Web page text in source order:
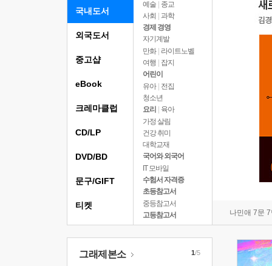
국내도서
예술 | 종교
사회 | 과학
경제 경영
자기계발
만화 | 라이트노벨
여행
잡지
어린이
유아 | 전집
청소년
요리
육아
가정 살림
건강 취미
대학교재
국어와 외국어
IT 모바일
수험서 자격증
초등참고서
중등참고서
고등참고서
나민애 7문
외국도서
중고샵
eBook
크레마클럽
CD/LP
DVD/BD
문구/GIFT
티켓
그래제본소 1/5